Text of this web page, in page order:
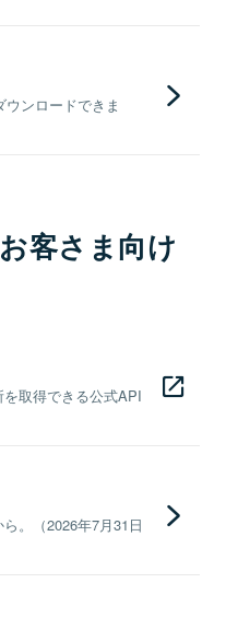
ンロードできま
客さま向け
取得できる公式API
。（2026年7月31日